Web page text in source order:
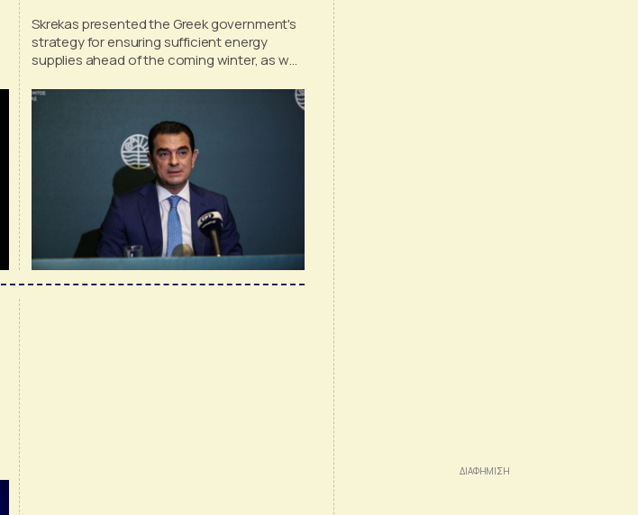
Skrekas presented the Greek government's
strategy for ensuring sufficient energy
supplies ahead of the coming winter, as well
Greece to the states of the region by